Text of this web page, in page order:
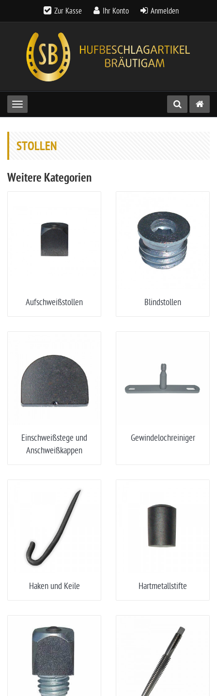
Zur Kasse Ihr Konto Anmelden
Toggle navigation
STOLLEN
Weitere Kategorien
Aufschweißstollen Blindstollen
Einschweißstege und
Anschweißkappen
Gewindelochreiniger
Haken und Keile Hartmetallstifte